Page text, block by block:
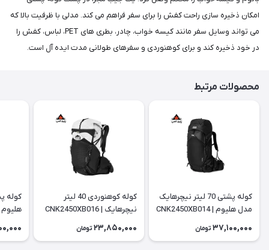
امکان ذخیره سازی راحت کفش را برای سفر فراهم می کند. مدلی با ظرفیت بالا که
می تواند وسایل سفر مانند کیسه خواب، چادر، بطری های PET، لباس، کفش را
در خود ذخیره کند و برای کوهنوردی و سفرهای طولانی مدت ایده آل است.
محصولات مرتبط
کوله پشتی 70 لیتر نیچرهایک
مدل هلیوم | CNK2450XB014
37,100,000 تومان
کوله کوهنوردی 40 لیتر
نیچرهایک | CNK2450XB016
23,850,000 تومان
کوله